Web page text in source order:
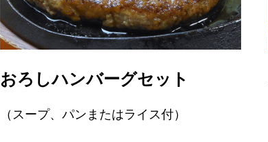
おろしハンバーグセット
（スープ、パンまたはライス付）